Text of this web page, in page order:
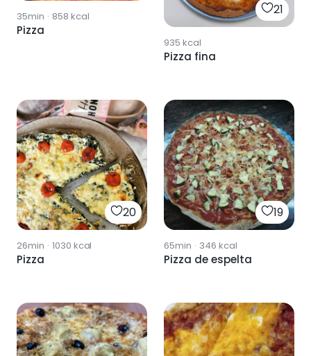
35min · 858 kcal
Pizza
21
935 kcal
Pizza fina
20
26min · 1030 kcal
Pizza
19
65min · 346 kcal
Pizza de espelta